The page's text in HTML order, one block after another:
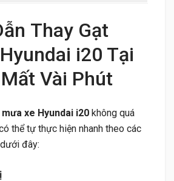
Thay Gạt
i20 Tại
Vài Phút
xe Hyundai i20 không quá
thể tự thực hiện nhanh theo các
đây: